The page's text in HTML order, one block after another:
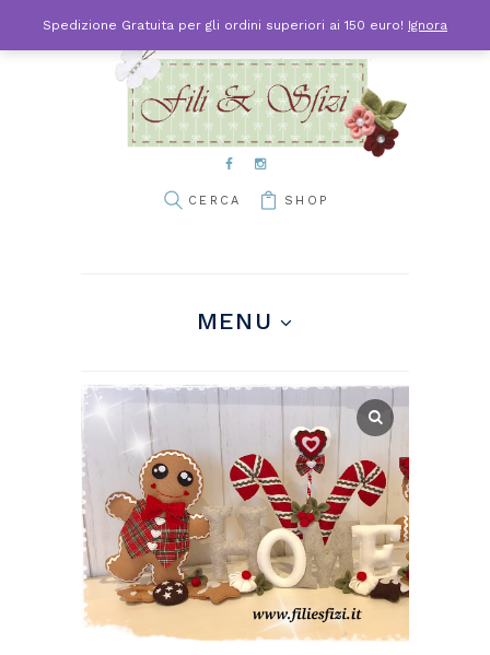
SHOP
MENU
Spedizione Gratuita per gli ordini superiori ai 150 euro! Ignora